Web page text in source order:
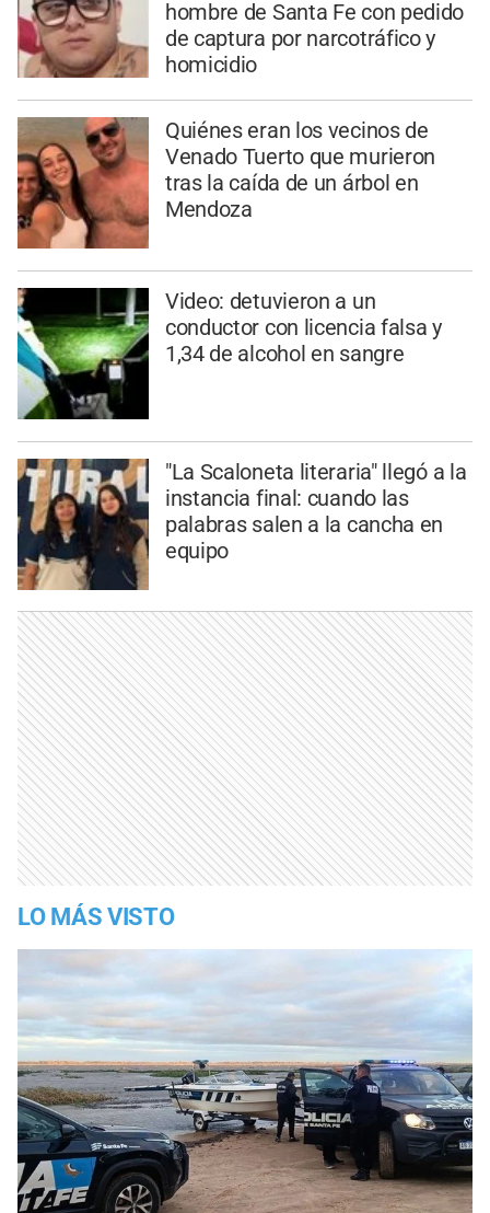
hombre de Santa Fe con pedido
de captura por narcotráfico y
homicidio
Quiénes eran los vecinos de
Venado Tuerto que murieron
tras la caída de un árbol en
Mendoza
Video: detuvieron a un
conductor con licencia falsa y
1,34 de alcohol en sangre
"La Scaloneta literaria" llegó a la
instancia final: cuando las
palabras salen a la cancha en
equipo
LO MÁS VISTO